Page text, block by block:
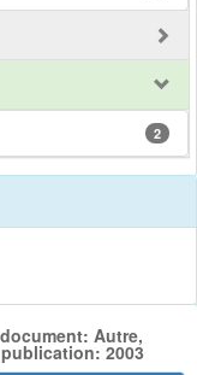
2
Autre,
2003